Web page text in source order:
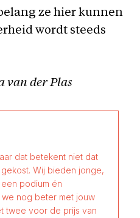
ze hier kunnen
wordt steeds
van der Plas
dat betekent niet dat
Wij bieden jonge,
podium én
nog beter met jouw
twee voor de prijs van